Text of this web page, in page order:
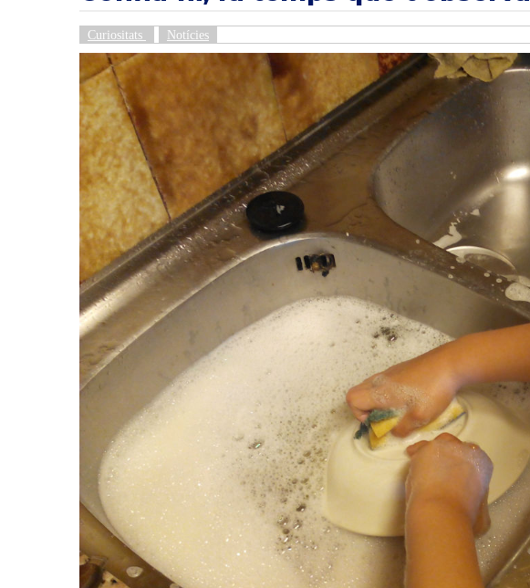
Curiositats Notícies